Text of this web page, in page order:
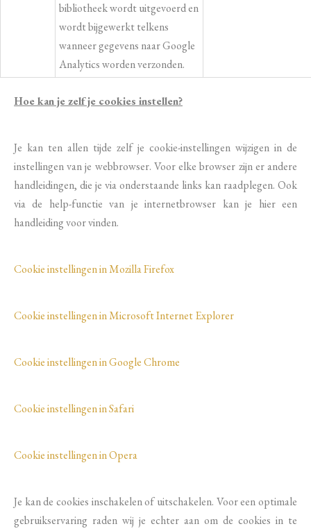
bibliotheek wordt uitgevoerd en
wordt bijgewerkt telkens
wanneer gegevens naar Google
Analytics worden verzonden.
Hoe kan je zelf je cookies instellen?
Je kan ten allen tijde zelf je cookie-instellingen wijzigen in de
instellingen van je webbrowser. Voor elke browser zijn er andere
handleidingen, die je via onderstaande links kan raadplegen. Ook
via de help-functie van je internetbrowser kan je hier een
handleiding voor vinden.
Cookie instellingen in Mozilla Firefox
Cookie instellingen in Microsoft Internet Explorer
Cookie instellingen in Google Chrome
Cookie instellingen in Safari
Cookie instellingen in Opera
Je kan de cookies inschakelen of uitschakelen. Voor een optimale
gebruikservaring raden wij je echter aan om de cookies in te